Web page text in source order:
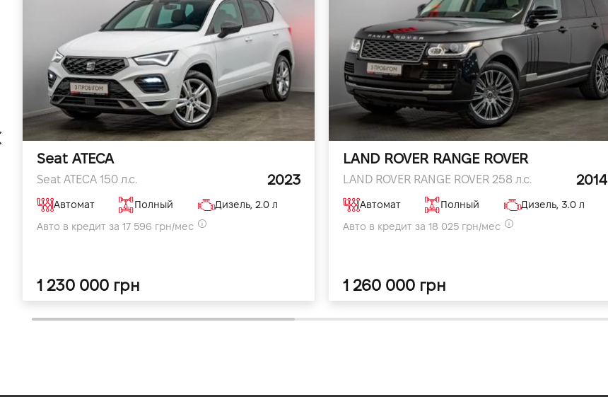
Seat ATECA
Seat ATECA 150 л.с. 2023
Автомат Полный
Дизель, 2.0 л
Авто в кредит за 17 596 грн/мес
1 230 000 грн
LAND ROVER RANGE ROVER
LAND ROVER RANGE ROVER 258 л.с. 2014
Автомат Полный
Дизель, 3.0 л
Авто в кредит за 18 025 грн/мес
1 260 000 грн